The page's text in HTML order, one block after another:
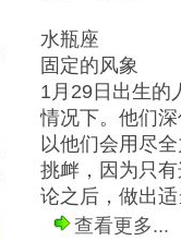
水瓶座
固定的风象
1月29日出生的
情况下。他们
以他们会用尽
挑衅，因为只
论之后，做出
查看更多...